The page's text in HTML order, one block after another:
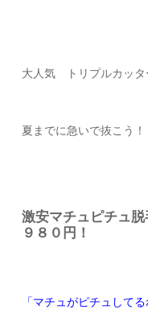
大人気 トリプルカッ
夏までに急いで抜こう！
激安マチュピチュ
９８０円！
「マチュがピチュして